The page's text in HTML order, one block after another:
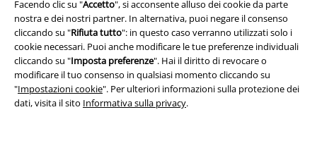
Facendo clic su "Accetto", si acconsente alluso dei cookie da parte
nostra e dei nostri partner. In alternativa, puoi negare il consenso
cliccando su "Rifiuta tutto": in questo caso verranno utilizzati solo i
cookie necessari. Puoi anche modificare le tue preferenze individuali
cliccando su "Imposta preferenze". Hai il diritto di revocare o
modificare il tuo consenso in qualsiasi momento cliccando su
"Impostazioni cookie". Per ulteriori informazioni sulla protezione dei
dati, visita il sito Informativa sulla privacy.
Redazione
Legge sulla Privacy
Smaltimento rifiuti e protezione dell’ambiente
Dichiarazione di Conformità